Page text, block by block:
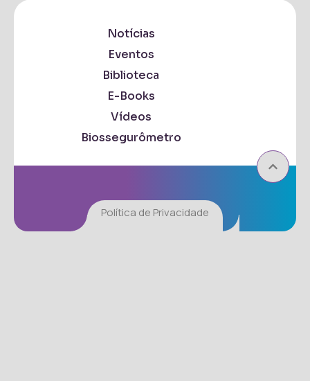
Notícias
Eventos
Biblioteca
E-Books
Vídeos
Biossegurômetro
Política de Privacidade